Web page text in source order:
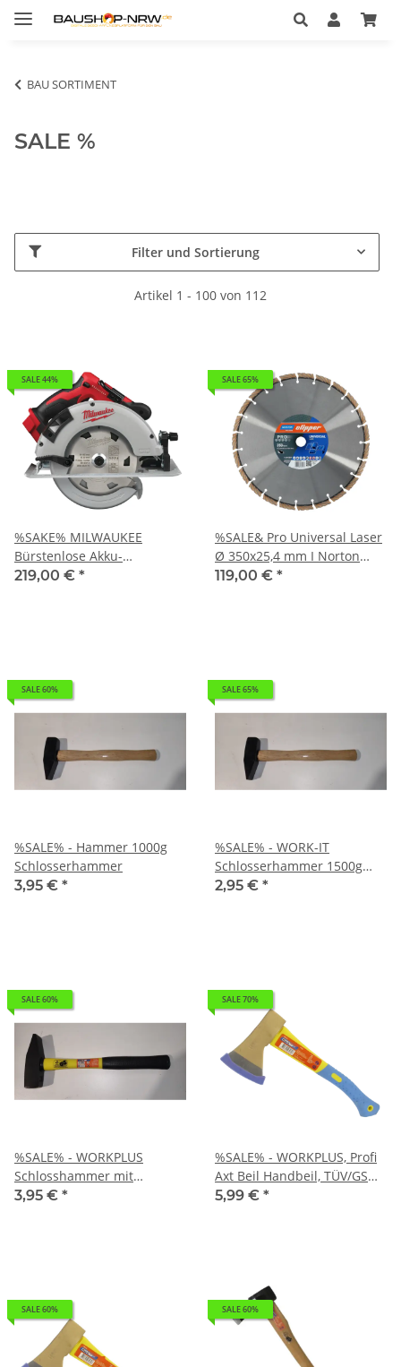
BAU SORTIMENT
SALE %
Filter und Sortierung
Artikel 1 - 100 von 112
SALE 44%
%SAKE% MILWAUKEE
Bürstenlose Akku-
Handkreissäge M18BLCS66-
219,00 € *
SALE 65%
%SALE& Pro Universal Laser
Ø 350x25,4 mm I Norton
Clipper Diamantscheibe
119,00 € *
SALE 60%
%SALE% - Hammer 1000g
Schlosserhammer
3,95 € *
SALE 65%
%SALE% - WORK-IT
Schlosserhammer 1500g
Stiel 340mm
2,95 € *
SALE 60%
%SALE% - WORKPLUS
Schlosshammer mit
Fiberglasstiel, 1000g WP GS
3,95 € *
SALE 70%
%SALE% - WORKPLUS, Profi
Axt Beil Handbeil, TÜV/GS
gepr. mit Fiberglasstiel 600g
5,99 € *
SALE 60% SALE 60%